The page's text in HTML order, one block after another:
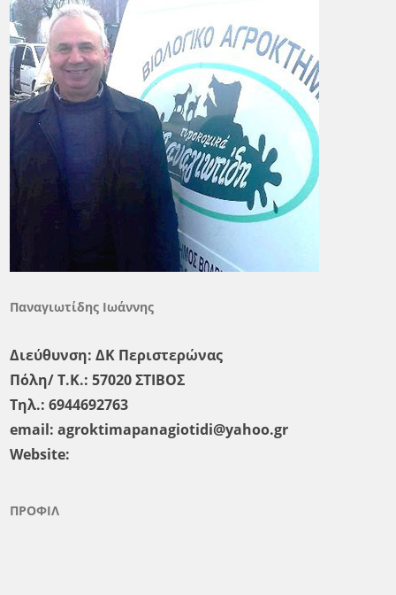
Παναγιωτίδης Ιωάννης
Διεύθυνση: ΔΚ Περιστερώνας
Πόλη/ Τ.Κ.: 57020 ΣΤΙΒΟΣ
Τηλ.: 6944692763
email:agroktimapanagiotidi@yahoo.gr
Website:
ΠΡΟΦΙΛ